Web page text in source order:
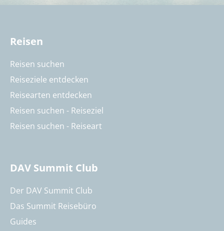
Reisen
Reisen suchen
Reiseziele entdecken
Reisearten entdecken
Reisen suchen - Reiseziel
Reisen suchen - Reiseart
DAV Summit Club
Der DAV Summit Club
Das Summit Reisebüro
Guides